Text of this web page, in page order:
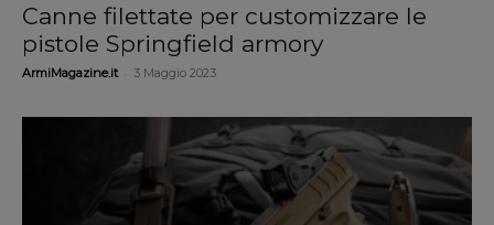
Canne filettate per customizzare le
pistole Springfield armory
ArmiMagazine.it 3 Maggio 2023